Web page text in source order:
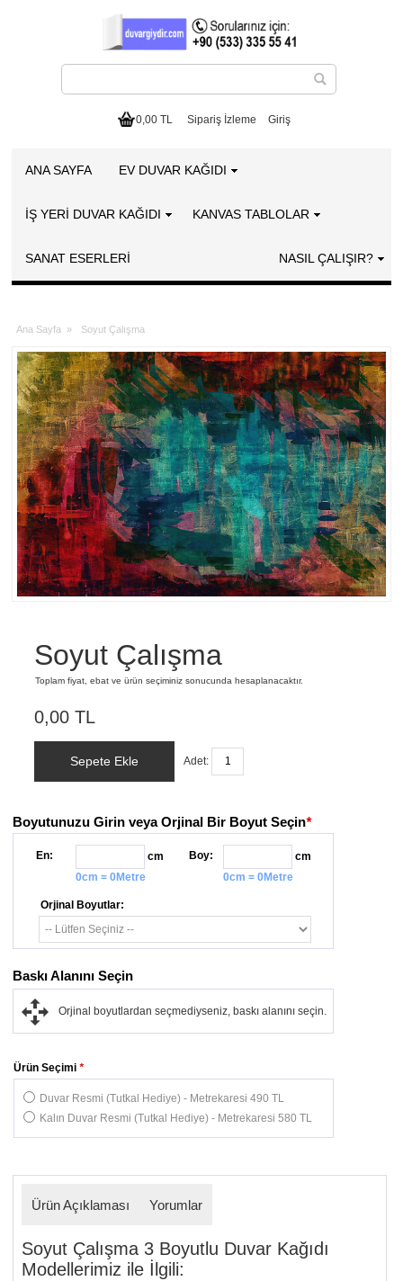
0,00 TL Sipariş İzleme Giriş
ANA SAYFA EV DUVAR KAĞIDI
İŞ YERİ DUVAR KAĞIDI KANVAS TABLOLAR
SANAT ESERLERI NASIL ÇALIŞIR?
Ana Sayfa » Soyut Çalışma
Soyut Çalışma
Toplam fiyat, ebat ve ürün seçiminiz sonucunda hesaplanacaktır.
0,00 TL
Sepete Ekle Adet:
Boyutunuzu Girin veya Orjinal Bir Boyut Seçin*
En:
cm
0cm = 0Metre
Boy:
cm
0cm = 0Metre
Orjinal Boyutlar:
*
Ürün Seçimi
Duvar Resmi (Tutkal Hediye) - Metrekaresi 490 TL
Kalın Duvar Resmi (Tutkal Hediye) - Metrekaresi 580 TL
Baskı Alanını Seçin
Orjinal boyutlardan seçmediyseniz, baskı alanını seçin.
Ürün Açıklaması Yorumlar
Soyut Çalışma 3 Boyutlu Duvar Kağıdı
Modellerimiz ile İlgili: